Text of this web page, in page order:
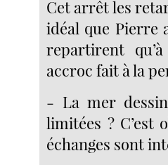
Cet arrêt les
idéal que Pierre
repartirent
accroc fait à la
- La mer
limitées ? C’est
échanges sont